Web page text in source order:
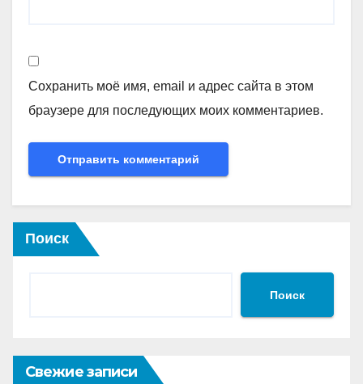
Сохранить моё имя, email и адрес сайта в этом
браузере для последующих моих комментариев.
Поиск
Поиск
Свежие записи